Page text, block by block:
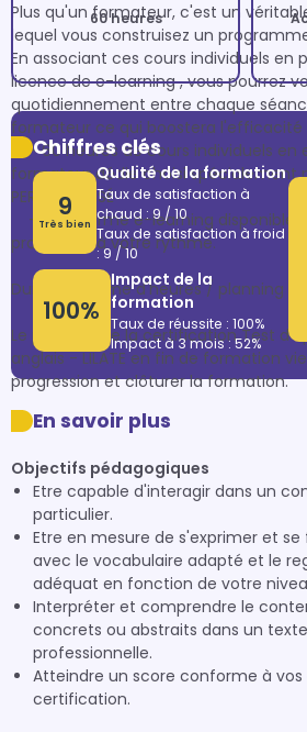
Plus qu'un formateur, c'est un
lequel vous construisez un
En associant ces cours individuels en
licence de e-learning , vous pourrez
quotidiennement entre chaque
formateur ce qui boostera l'efficacité
- 60 heures de cours individuels
formateur dédié choisi spécialement
PERSONNALISÉ
- plateforme e-learning disponible
progresser à votre rythme.
Durée / volume d'heures / planning :
Le passage de la certification Test
anglais - LILATE en fin de formation
progression et clôturer la formation.
60 heures
Chiffres clés
9
Très bien
Qualité de la formation
Taux de satisfaction à
chaud : 9 / 10
Taux de satisfaction à froid
: 9 / 10
100%
Impact de la
formation
Taux de réussite : 100%
Impact à 3 mois : 52%
En savoir plus
Objectifs pédagogiques
Etre capable d'interagir dans un
particulier.
Etre en mesure de s'exprimer et
avec le vocabulaire adapté et le
adéquat en fonction de votre
Interpréter et comprendre le
concrets ou abstraits dans un
professionnelle.
Atteindre un score conforme à
certification.